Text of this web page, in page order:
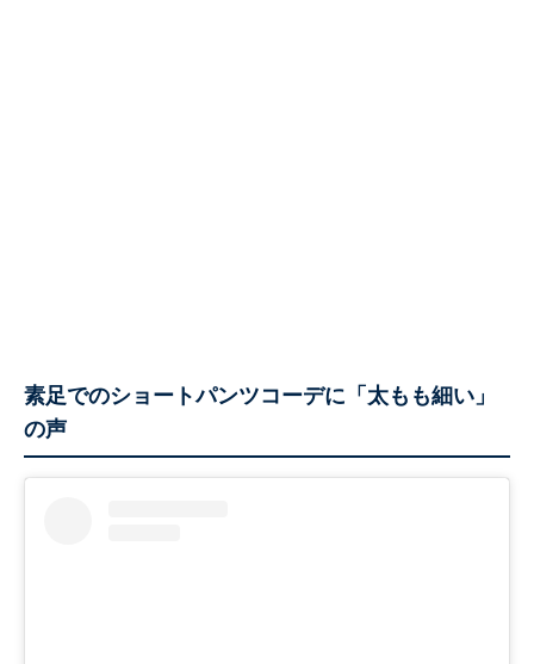
素足でのショートパンツコーデに「太もも細い」
の声